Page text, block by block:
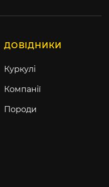
ДОВІДНИКИ
Куркулі
Компанії
Породи